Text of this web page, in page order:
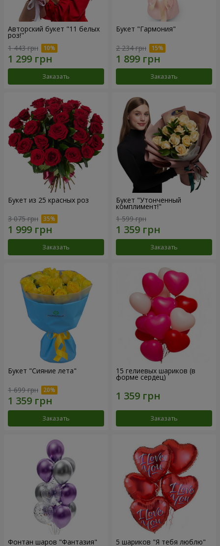
Авторский букет "11 белых
роз!"
1 443 грн
Заказать
Букет "Гармония"
2 234 грн
Заказать
Букет из 25 красных роз
3 075 грн
Заказать
Букет "Утонченный
комплимент!"
1 599 грн
Заказать
Букет "Сияние лета"
1 699 грн
Заказать
15 гелиевых шариков (в
форме сердец)
Заказать
Фонтан шаров "Фантазия" 5 шариков "Я тебя люблю"